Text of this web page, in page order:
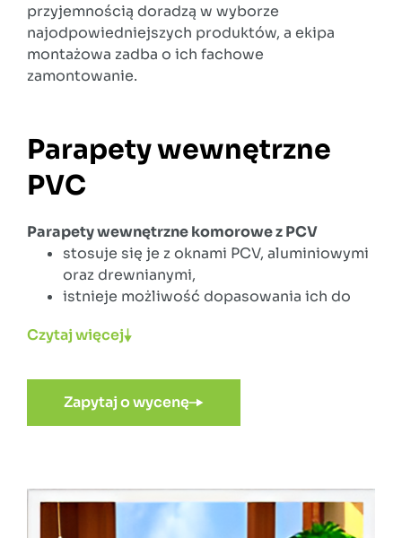
przyjemnością doradzą w wyborze
najodpowiedniejszych produktów, a ekipa
montażowa zadba o ich fachowe
zamontowanie.
Parapety wewnętrzne
PVC
Parapety wewnętrzne komorowe z PCV
stosuje się je z oknami PCV, aluminiowymi
oraz drewnianymi,
istnieje możliwość dopasowania ich do
ponieważ dysponujemy szeroką paletą
zadowalającej jakości rdzeń jest wykonany
z wysokoudarowego polichlorku winylu
oraz dodatkowo zabezpieczany przed
parapetów w różnych długościach i
kolorach.
Czytaj więcej
Zapytaj o wycenę